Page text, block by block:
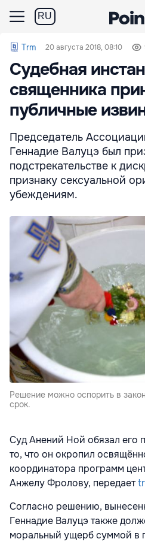
RU
Trm 20 августа 2018, 08:10
Судебная
священника
публичные
Председатель
Геннадие Валуцэ был
подстрекательстве к
признаку сексуальной
убеждениям.
Решение можно оспорить в
срок.
Суд Анений Ной обязал его
то, что он окропил
координатора программ
Анжелу Фролову, передает
Согласно решению,
Геннадие Валуцэ также
моральный ущерб суммой в